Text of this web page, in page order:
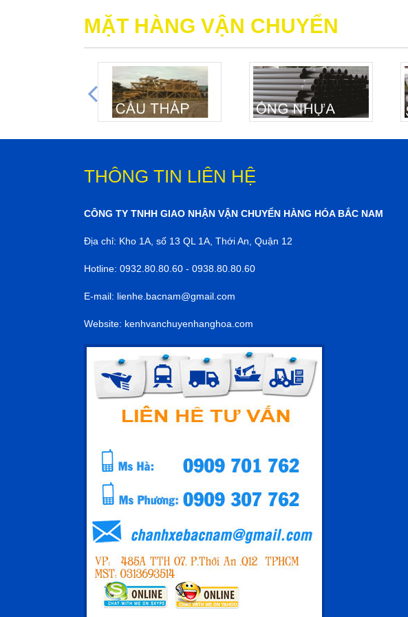
MẶT HÀNG VẬN CHUYỂN
THÔNG TIN LIÊN HỆ
CÔNG TY TNHH GIAO NHẬN VẬN CHUYỂN HÀNG HÓA BẮC NAM
Địa chỉ: Kho 1A, số 13 QL 1A, Thới An, Quận 12
Hotline: 0932.80.80.60 - 0938.80.80.60
E-mail: lienhe.bacnam@gmail.com
Website: kenhvanchuyenhanghoa.com